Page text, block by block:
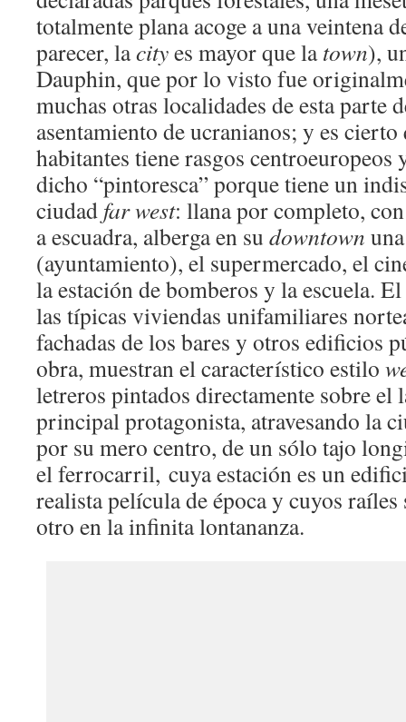
totalmente plana acoge a una veintena
parecer, lacityes mayor que latown),
Dauphin, que por lo visto fue
muchas otras localidades de esta parte
asentamiento de ucranianos; y es
habitantes tiene rasgos
dicho “pintoresca” porque tiene un
ciudad far west: llana por completo,
a escuadra, alberga en su downtown
(ayuntamiento), el supermercado, el
la estación de bomberos y la escuela.
las típicas viviendas unifamiliares
fachadas de los bares y otros edificios
obra, muestran el característico estilo
letreros pintados directamente sobre el
principal protagonista, atravesando la
por su mero centro, de un sólo tajo
el ferrocarril, cuya estación es un
realista película de época y cuyos
otro en la infinita lontananza.